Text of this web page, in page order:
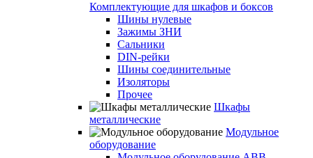
Комплектующие для шкафов и боксов
Шины нулевые
Зажимы ЗНИ
Сальники
DIN-рейки
Шины соединительные
Изоляторы
Прочее
Шкафы
металлические
Модульное
оборудование